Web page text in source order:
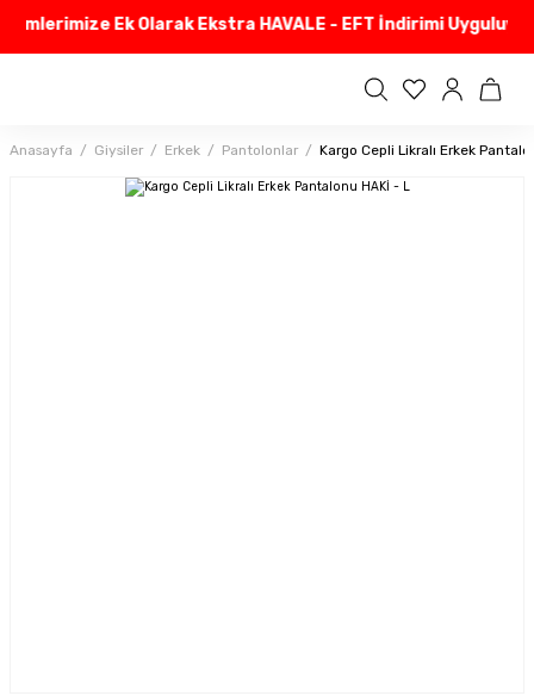
Ek Olarak Ekstra HAVALE - EFT İndirimi
Anasayfa Giysiler Erkek Pantolonlar Kargo Cepli Likralı Erkek